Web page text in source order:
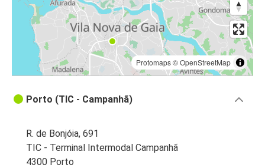
Protomaps©OpenStreetMap
Porto (TIC - Campanhã)
R. de Bonjóia, 691
TIC - Terminal Intermodal Campanhã
4300 Porto